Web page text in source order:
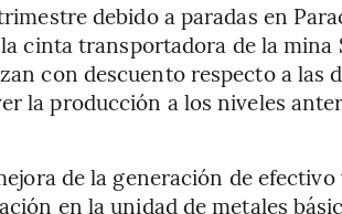
debido a paradas en
cinta transportadora de la mina
con descuento respecto a las
la producción a los niveles
de la generación de
en la unidad de metales